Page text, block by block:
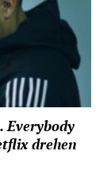
Everybody
drehen